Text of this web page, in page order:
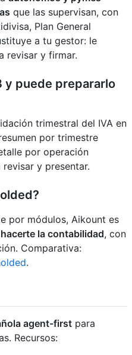
que las supervisan, con
Plan General
a tu gestor: le
revisar y firmar.
y puede prepararlo
trimestral del IVA en
por trimestre
por operación
y presentar.
por módulos, Aikount es
la contabilidad, con
Comparativa:
.
agent-first para
Recursos: